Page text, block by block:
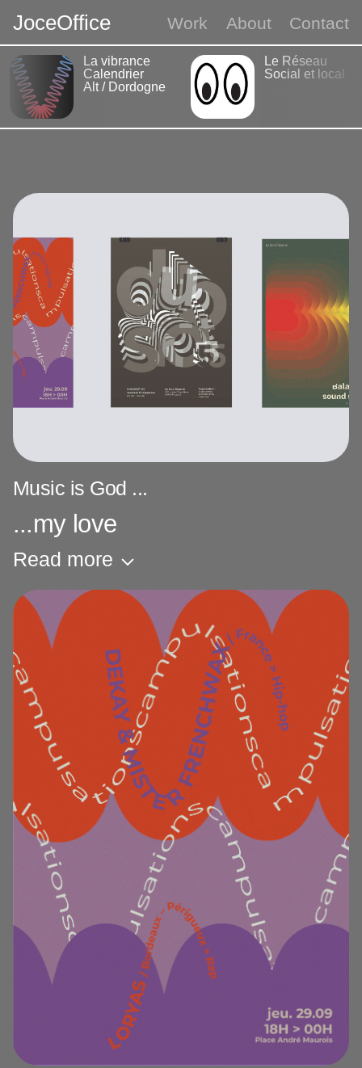
JoceOffice Work About Contact
La vibrance
Calendrier
Alt / Dordogne
Le Réseau
Social et local
Music is God ...
...my love